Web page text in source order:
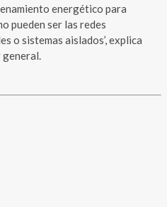
energético para
pueden ser las redes
o sistemas aislados’, explica